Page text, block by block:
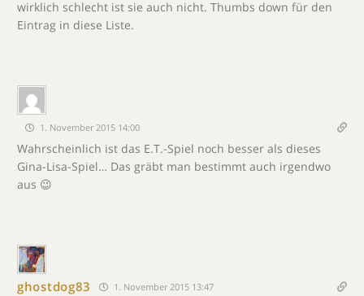
wirklich schlecht ist sie auch nicht. Thumbs down für den
Eintrag in diese Liste.
1. November 2015 14:00
Wahrscheinlich ist das E.T.-Spiel noch besser als dieses
Gina-Lisa-Spiel… Das gräbt man bestimmt auch irgendwo
aus 😉
ghostdog83 1. November 2015 13:47